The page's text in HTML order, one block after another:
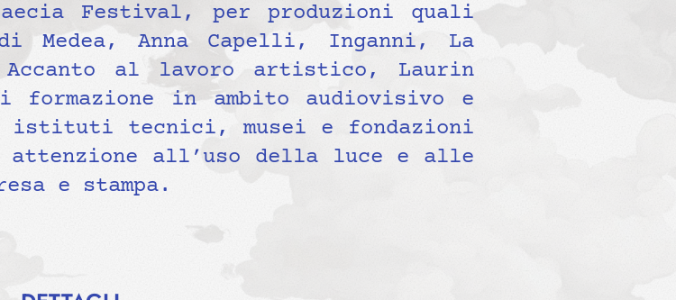
Festival, per produzioni quali
Medea, Anna Capelli, Inganni, La
Accanto al lavoro artistico, Laurin
in ambito audiovisivo e
istituti tecnici, musei e fondazioni
all’uso della luce e alle
e stampa.